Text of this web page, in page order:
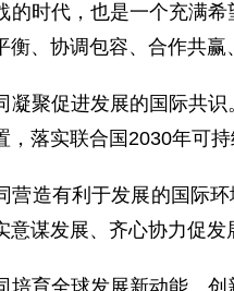
的时代，也是一个充满
、协调包容、合作共赢
凝聚促进发展的国际共
，落实联合国2030年可
营造有利于发展的国际
意谋发展、齐心协力促
培育全球发展新动能。